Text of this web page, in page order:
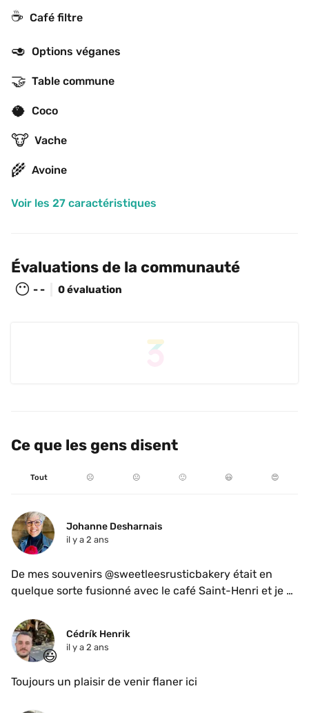
☕️ Café filtre
🥑 Options véganes
🤝 Table commune
🥥 Coco
🐮 Vache
🌾 Avoine
Voir les 27 caractéristiques
Évaluations de la communauté
😶 - - 0 évaluation
Ce que les gens disent
Tout ☹️ 😐 🙂 😃 😍
Johanne Desharnais
il y a 2 ans
De mes souvenirs @sweetleesrusticbakery était en
quelque sorte fusionné avec le café Saint-Henri et je
maintenant c’est seulement “Sweet Lee’s café
patisserie”. Nous aurons plus de détail une fois la page
Google à jour. Pour le moment, venez essayez la
😃
Cédrík Henrik
il y a 2 ans